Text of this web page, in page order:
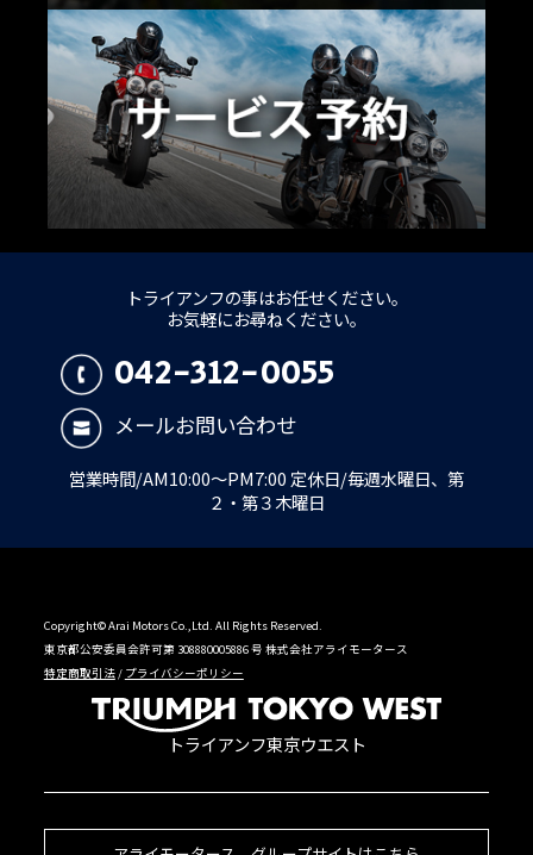
トライアンフの事はお任せください。
お気軽にお尋ねください。
042-312-0055
メールお問い合わせ
営業時間/AM10:00～PM7:00 定休日/毎週水曜日、第
２・第３木曜日
Copyright© Arai Motors Co.,Ltd. All Rights Reserved.
東京都公安委員会許可第 308880005886 号 株式会社アライモータース
特定商取引法/ プライバシーポリシー
トライアンフ東京ウエスト